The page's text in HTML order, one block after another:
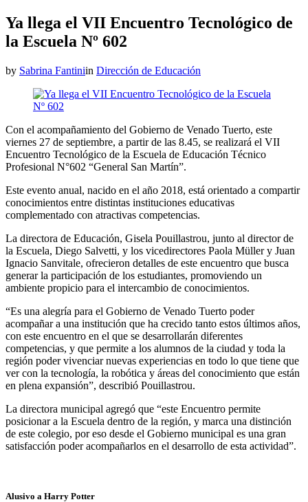
Ya llega el VII Encuentro Tecnológico de
la Escuela Nº 602
by Sabrina Fantiniin Dirección de Educación
Con el acompañamiento del Gobierno de Venado Tuerto, este
viernes 27 de septiembre, a partir de las 8.45, se realizará el VII
Encuentro Tecnológico de la Escuela de Educación Técnico
Profesional N°602 “General San Martín”.
Este evento anual, nacido en el año 2018, está orientado a compartir
conocimientos entre distintas instituciones educativas
complementado con atractivas competencias.
La directora de Educación, Gisela Pouillastrou, junto al director de
la Escuela, Diego Salvetti, y los vicedirectores Paola Müller y Juan
Ignacio Sanvitale, ofrecieron detalles de este encuentro que busca
generar la participación de los estudiantes, promoviendo un
ambiente propicio para el intercambio de conocimientos.
“Es una alegría para el Gobierno de Venado Tuerto poder
acompañar a una institución que ha crecido tanto estos últimos años,
con este encuentro en el que se desarrollarán diferentes
competencias, y que permite a los alumnos de la ciudad y toda la
región poder vivenciar nuevas experiencias en todo lo que tiene que
ver con la tecnología, la robótica y áreas del conocimiento que están
en plena expansión”, describió Pouillastrou.
La directora municipal agregó que “este Encuentro permite
posicionar a la Escuela dentro de la región, y marca una distinción
de este colegio, por eso desde el Gobierno municipal es una gran
satisfacción poder acompañarlos en el desarrollo de esta actividad”.
Alusivo a Harry Potter